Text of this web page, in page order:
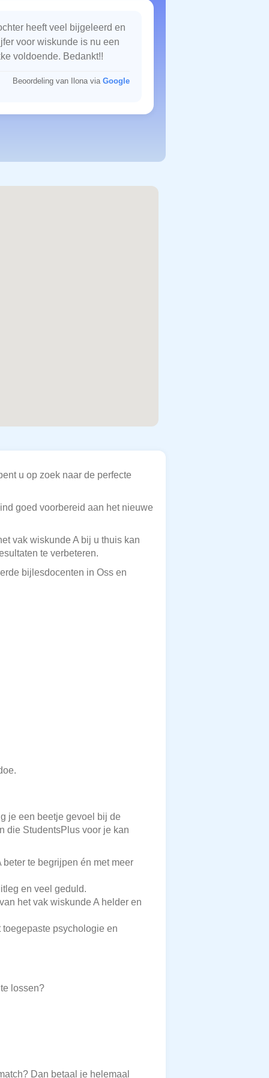
heeft veel bijgeleerd en
voor wiskunde is nu een
voldoende. Bedankt!!
Beoordeling van Ilona via Google
u op zoek naar de perfecte
goed voorbereid aan het nieuwe
vak wiskunde A bij u thuis kan
te verbeteren.
bijlesdocenten in Oss en
je een beetje gevoel bij de
die StudentsPlus voor je kan
te begrijpen én met meer
en veel geduld.
het vak wiskunde A helder en
psychologie en
lossen?
Dan betaal je helemaal